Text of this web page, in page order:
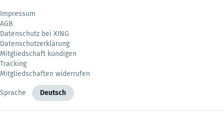
Impressum
AGB
Datenschutz bei XING
Datenschutzerklärung
Mitgliedschaft kündigen
Tracking
Mitgliedschaften widerrufen
Sprache Deutsch